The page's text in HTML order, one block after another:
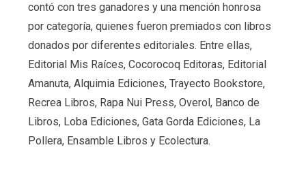
contó con tres ganadores y una mención honrosa
por categoría, quienes fueron premiados con libros
donados por diferentes editoriales. Entre ellas,
Editorial Mis Raíces, Cocorocoq Editoras, Editorial
Amanuta, Alquimia Ediciones, Trayecto Bookstore,
Recrea Libros, Rapa Nui Press, Overol, Banco de
Libros, Loba Ediciones, Gata Gorda Ediciones, La
Pollera, Ensamble Libros y Ecolectura.